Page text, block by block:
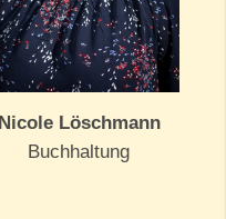
Nicole Löschmann
Buchhaltung